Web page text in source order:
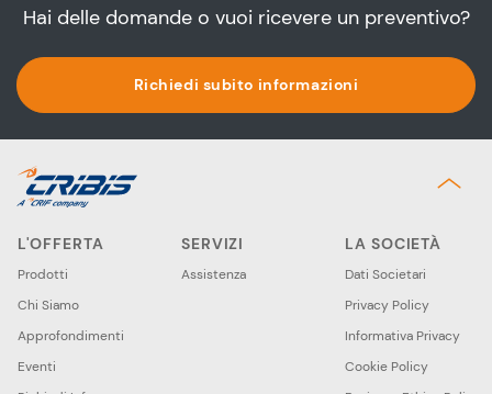
Hai delle domande o vuoi ricevere un preventivo?
Richiedi subito informazioni
L'OFFERTA
Prodotti
Chi Siamo
Approfondimenti
Eventi
SERVIZI
Assistenza
LA SOCIETÀ
Dati Societari
Privacy Policy
Informativa Privacy
Cookie Policy